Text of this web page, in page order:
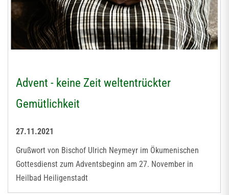
Advent - keine Zeit weltentrückter
Gemütlichkeit
27.11.2021
Grußwort von Bischof Ulrich Neymeyr im Ökumenischen
Gottesdienst zum Adventsbeginn am 27. November in
Heilbad Heiligenstadt